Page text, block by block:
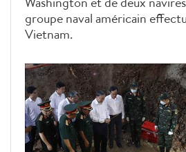
groupe naval américain
Vietnam.